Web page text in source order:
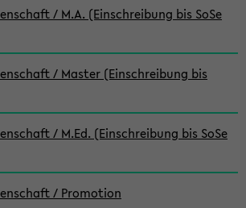
/ M.A. (Einschreibung bis SoSe
/ Master (Einschreibung bis
/ M.Ed. (Einschreibung bis SoSe
/ Promotion